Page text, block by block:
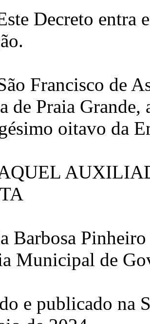
Decreto entra
Francisco de
de Praia
oitavo da
Barbosa
Municipal de
e publicado na